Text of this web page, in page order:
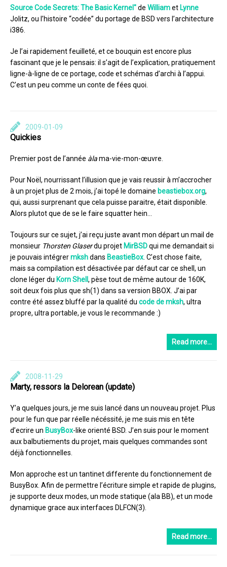
Source Code Secrets: The Basic Kernel"de Williamet Lynne
Jolitz, ou l’histoire “codée” du portage de BSD vers l’architecture
i386.
Je l’ai rapidement feuilleté, et ce bouquin est encore plus
fascinant que je le pensais: il s’agit de l’explication, pratiquement
ligne-à-ligne de ce portage, code et schémas d’archi à l’appui.
C’est un peu comme un conte de fées quoi.
2009-01-09
Quickies
Premier post de l’année àlama-vie-mon-œuvre.
Pour Noël, nourrissant l’illusion que je vais reussir à m’accrocher
à un projet plus de 2 mois, j’ai topé le domaine beastiebox.org,
qui, aussi surprenant que cela puisse paraitre, était disponible.
Alors plutot que de se le faire squatter hein…
Toujours sur ce sujet, j’ai reçu juste avant mon départ un mail de
monsieur Thorsten Glaserdu projet MirBSDqui me demandait si
je pouvais intégrermkshdans BeastieBox. C’est chose faite,
mais sa compilation est désactivée par défaut car ce shell, un
clone léger du Korn Shell , pèse tout de même autour de 160K,
soit deux fois plus que sh(1) dans sa version BBOX. J’ai par
contre été assez bluffé par la qualité du code de mksh, ultra
propre, ultra portable, je vous le recommande :)
Read more…
2008-11-29
Marty, ressors la Delorean (update)
Y’a quelques jours, je me suis lancé dans un nouveau projet. Plus
pour le fun que par réelle nécéssité, je me suis mis en tête
d’ecrire un BusyBox-like orienté BSD. J’en suis pour le moment
aux balbutiements du projet, mais quelques commandes sont
déjà fonctionnelles.
Mon approche est un tantinet differente du fonctionnement de
BusyBox. Afin de permettre l’écriture simple et rapide de plugins,
je supporte deux modes, un mode statique (ala BB), et un mode
dynamique grace aux interfaces DLFCN(3).
Read more…